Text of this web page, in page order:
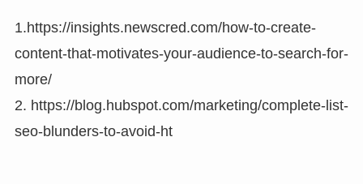
1.https://insights.newscred.com/how-to-create-
content-that-motivates-your-audience-to-search-for-
more/
2. https://blog.hubspot.com/marketing/complete-list-
seo-blunders-to-avoid-ht